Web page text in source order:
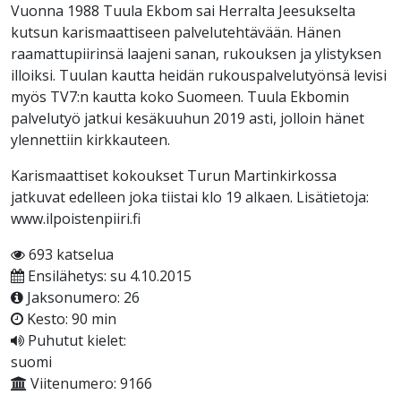
Vuonna 1988 Tuula Ekbom sai Herralta Jeesukselta
kutsun karismaattiseen palvelutehtävään. Hänen
raamattupiirinsä laajeni sanan, rukouksen ja ylistyksen
illoiksi. Tuulan kautta heidän rukouspalvelutyönsä levisi
myös TV7:n kautta koko Suomeen. Tuula Ekbomin
palvelutyö jatkui kesäkuuhun 2019 asti, jolloin hänet
ylennettiin kirkkauteen.
Karismaattiset kokoukset Turun Martinkirkossa
jatkuvat edelleen joka tiistai klo 19 alkaen. Lisätietoja:
www.ilpoistenpiiri.fi
693 katselua
Ensilähetys: su 4.10.2015
Jaksonumero: 26
Kesto: 90 min
Puhutut kielet:
suomi
Viitenumero: 9166